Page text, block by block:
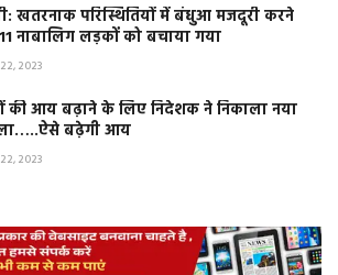
खतरनाक परिस्थितियों में बंधुआ मजदूरी करने
नाबालिग लड़कों को बचाया गया
2023
की आय बढ़ाने के लिए निदेशक ने निकाला नया
बढ़ेगी आय
2023